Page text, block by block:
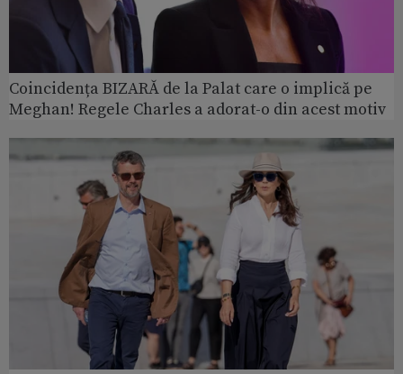
Coincidența BIZARĂ de la Palat care o implică pe
Meghan! Regele Charles a adorat-o din acest motiv